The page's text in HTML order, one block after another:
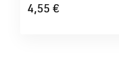
4,55 €